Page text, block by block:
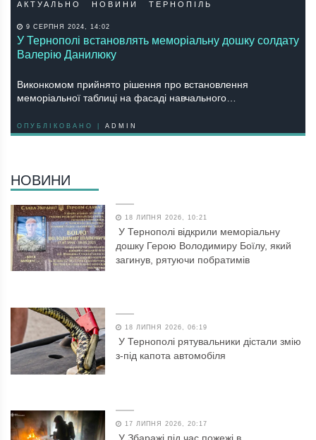
АКТУАЛЬНО НОВИНИ ТЕРНОПІЛЬ
9 СЕРПНЯ 2024, 14:02
У Тернополі встановлять меморіальну дошку солдату
Валерію Данилюку
Виконкомом прийнято рішення про встановлення
меморіальної таблиці на фасаді навчального…
ОПУБЛІКОВАНО | ADMIN
НОВИНИ
18 ЛИПНЯ 2026, 10:21
У Тернополі відкрили меморіальну
дошку Герою Володимиру Боїлу, який
загинув, рятуючи побратимів
18 ЛИПНЯ 2026, 06:19
У Тернополі рятувальники дістали змію
з-під капота автомобіля
17 ЛИПНЯ 2026, 20:17
У Збаражі під час пожежі в